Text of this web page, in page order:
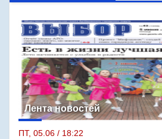
Лента новостей
ПТ, 05.06 / 18:22